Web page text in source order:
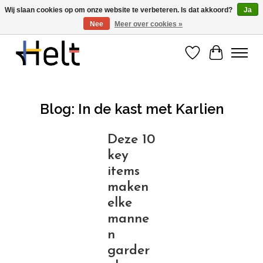
Ontdek de nieuwe collecties in store & online
Verlanglijst
Blog: In de kast met Karlien
Deze 10
key
items
maken
elke
manne
n
garder
Wij slaan cookies op om onze website te verbeteren. Is dat akkoord?
Ja
Nee
Meer over cookies »